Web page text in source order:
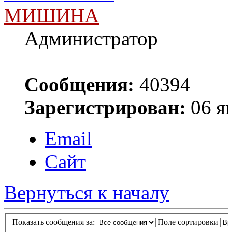
МИШИНА
Администратор
Сообщения: 40394
Зарегистрирован: 06
Email
Сайт
Вернуться к началу
Показать сообщения за: Поле сортировки